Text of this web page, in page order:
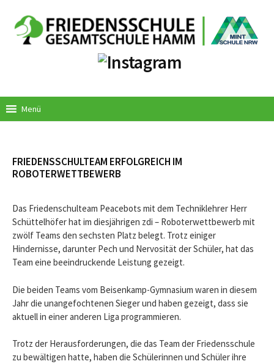
Inhalt
Menü
FRIEDENSSCHULTEAM ERFOLGREICH IM
ROBOTERWETTBEWERB
Das Friedenschulteam Peacebots mit dem Techniklehrer Herr
Schüttelhöfer hat im diesjährigen zdi – Roboterwettbewerb mit
zwölf Teams den sechsten Platz belegt. Trotz einiger
Hindernisse, darunter Pech und Nervosität der Schüler, hat das
Team eine beeindruckende Leistung gezeigt.
Die beiden Teams vom Beisenkamp-Gymnasium waren in diesem
Jahr die unangefochtenen Sieger und haben gezeigt, dass sie
aktuell in einer anderen Liga programmieren.
Trotz der Herausforderungen, die das Team der Friedensschule
zu bewältigen hatte, haben die Schülerinnen und Schüler ihre